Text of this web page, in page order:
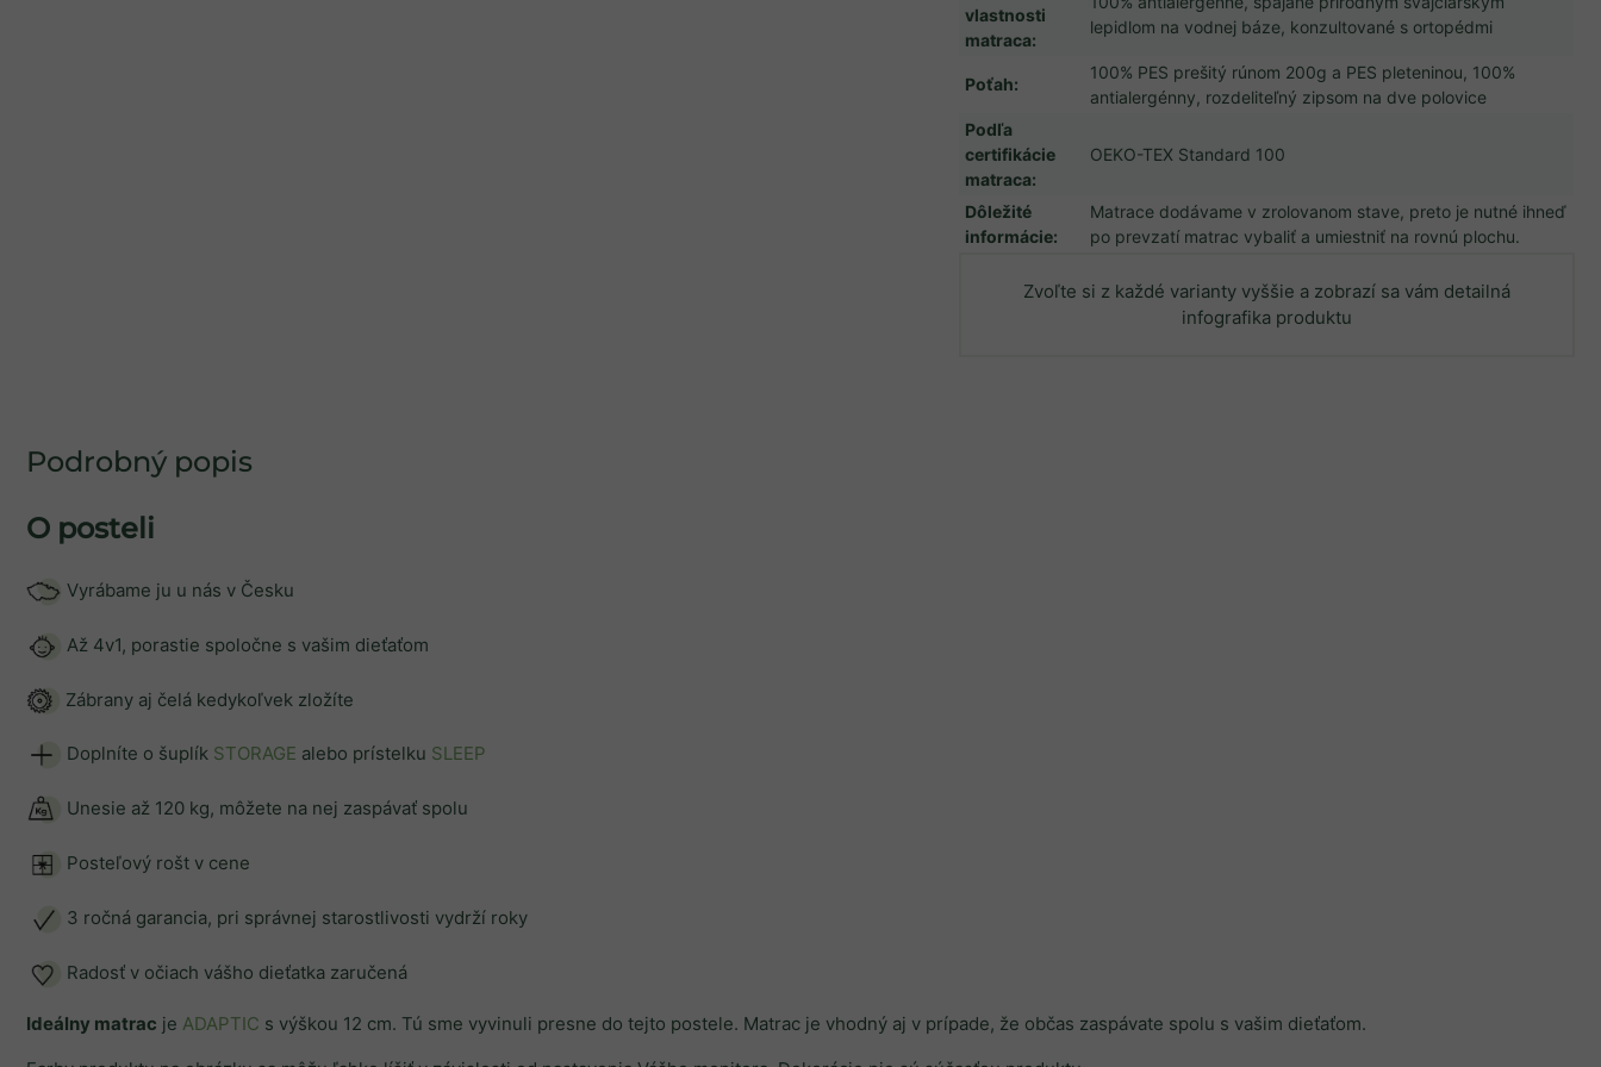
vlastnosti
matraca:
lepidlom na vodnej báze, konzultované s ortopédmi
Poťah:
100% PES prešitý rúnom 200g a PES pleteninou, 100%
antialergénny, rozdeliteľný zipsom na dve polovice
Podľa
certifikácie
matraca:
OEKO-TEX Standard 100
Dôležité
informácie:
Matrace dodávame v zrolovanom stave, preto je nutné ihneď
po prevzatí matrac vybaliť a umiestniť na rovnú plochu.
Zvoľte si z každé varianty vyššie a zobrazí sa vám detailná
infografika produktu
Podrobný popis
O posteli
Vyrábame ju u nás v Česku
Až 4v1, porastie spoločne s vašim dieťaťom
Zábrany aj čelá kedykoľvek zložíte
Doplníte o šuplík STORAGE alebo prístelku SLEEP
Unesie až 120 kg, môžete na nej zaspávať spolu
Posteľový rošt v cene
3 ročná garancia, pri správnej starostlivosti vydrží roky
Radosť v očiach vášho dieťatka zaručená
Ideálny matrac je ADAPTIC s výškou 12 cm. Tú sme vyvinuli presne do tejto postele. Matrac je vhodný aj v prípade, že občas zaspávate spolu s vašim dieťaťom.